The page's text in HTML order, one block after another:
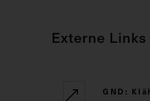
Externe Links
GND: